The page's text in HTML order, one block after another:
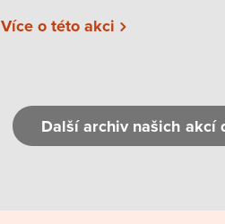
Více o této akci
Další archiv našich akcí